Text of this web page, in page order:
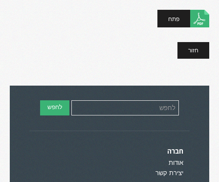
פתח
חזור
חברה
אודות
יצירת קשר